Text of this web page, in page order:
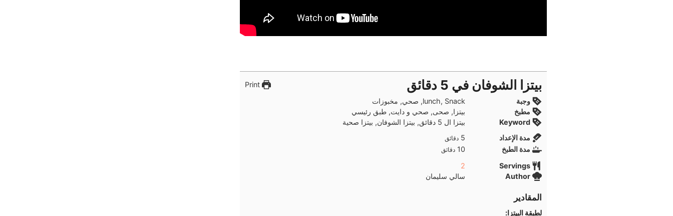
Print بيتزا الشوفان في 5 دقائق
وجبة
lunch, Snack, صحي, مخبوزات
مطبخ
بيتزا, صحى, صحي و دايت, طبق رئيسي
Keyword
بيتزا ال 5 دقائق, بيتزا الشوفان, بيتزا صحية
مدة الإعداد
5دقائق
دقائق
مدة الطبخ 10دقائق
دقائق
Servings
2
Author
سالي سليمان
المقادير
لطبقة البيتزا: